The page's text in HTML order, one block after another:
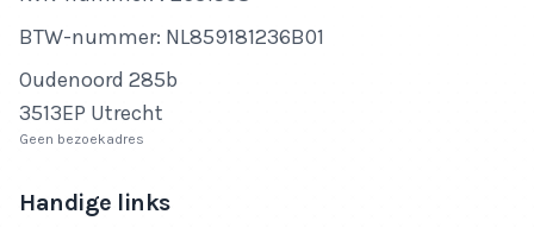
BTW-nummer
BTW-nummer: NL859181236B01
Adres
Oudenoord 285b
3513EP Utrecht
Geen bezoekadres
Handige links